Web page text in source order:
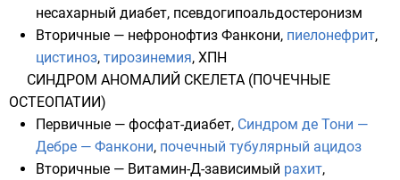
несахарный диабет, псевдогипоальдостеронизм
Вторичные — нефронофтиз Фанкони, пиелонефрит,
цистиноз, тирозинемия, ХПН
СИНДРОМ АНОМАЛИЙ СКЕЛЕТА (ПОЧЕЧНЫЕ
ОСТЕОПАТИИ)
Первичные — фосфат-диабет, Синдром де Тони —
Дебре — Фанкони, почечный тубулярный ацидоз
Вторичные — Витамин-Д-зависимый рахит,